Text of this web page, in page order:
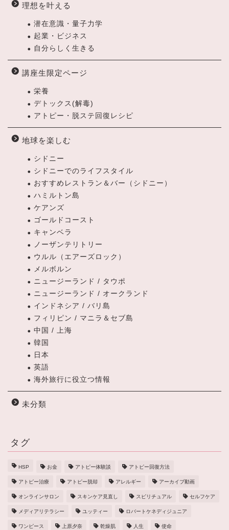
理想を叶える
潜在意識・量子力学
起業・ビジネス
自分らしく生きる
講座生限定ページ
栄養
デトックス(解毒)
アトピー・脱ステ回復レシピ
地球を楽しむ
シドニー
シドニーでのライフスタイル
おすすめレストラン＆バー（シドニー）
ハミルトン島
ケアンズ
ゴールドコースト
キャンベラ
ノーザンテリトリー
ウルル（エアーズロック）
メルボルン
ニュージーランド / タウポ
ニュージーランド / オークランド
インドネシア / バリ島
フィリピン / マニラ＆セブ島
中国 / 上海
韓国
日本
英語
海外旅行に役立つ情報
未分類
タグ
HSP お金 アトピー体験談 アトピー回復方法
アトピー治療 アトピー脱却 アレルギー アーカイブ動画
オンラインサロン スキンケア見直し スピリチュアル セルフケア
メディアリテラシー ユッティー ロバートケネディジュニア
ワンピース 上原夕奈 乾燥肌 人生 使命